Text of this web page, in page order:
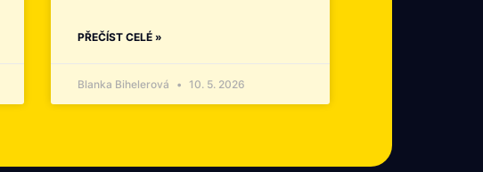
PŘEČÍST CELÉ »
Blanka Bihelerová 10. 5. 2026